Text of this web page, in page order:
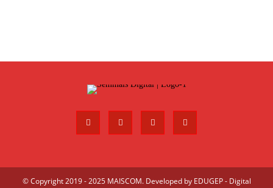
© Copyright 2019 - 2025 MAISCOM. Developed by EDUGEP - Digital